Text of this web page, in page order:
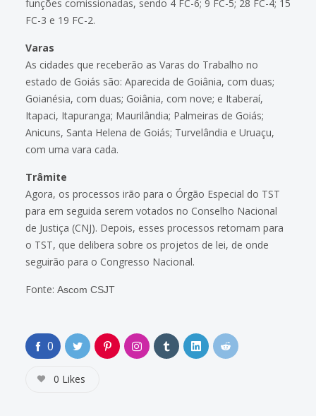
funções comissionadas, sendo 4 FC-6; 9 FC-5; 28 FC-4; 15
FC-3 e 19 FC-2.
Varas
As cidades que receberão as Varas do Trabalho no
estado de Goiás são: Aparecida de Goiânia, com duas;
Goianésia, com duas; Goiânia, com nove; e Itaberaí,
Itapaci, Itapuranga; Maurilândia; Palmeiras de Goiás;
Anicuns, Santa Helena de Goiás; Turvelândia e Uruaçu,
com uma vara cada.
Trâmite
Agora, os processos irão para o Órgão Especial do TST
para em seguida serem votados no Conselho Nacional
de Justiça (CNJ). Depois, esses processos retornam para
o TST, que delibera sobre os projetos de lei, de onde
seguirão para o Congresso Nacional.
Fonte: Ascom CSJT
0
0 Likes